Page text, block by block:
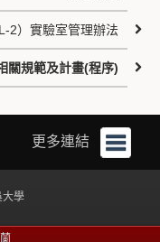
2）實驗室管理辦法
關規範及計畫(程序)
更多連結
學